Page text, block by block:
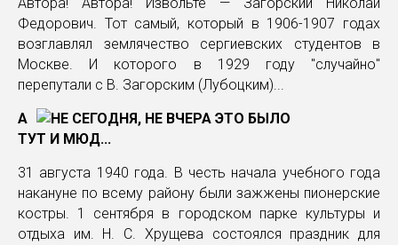
Федорович. Тот самый, который в 1906-1907 годах
возглавлял землячество сергиевских студентов в
Москве. И которого в 1929 году "случайно"
перепутали с В. Загорским (Лубоцким)...
А
ТУТ И МЮД...
31 августа 1940 года. В честь начала учебного года
накануне по всему району были зажжены пионерские
костры. 1 сентября в городском парке культуры и
отдыха им. Н. С. Хрущева состоялся праздник для